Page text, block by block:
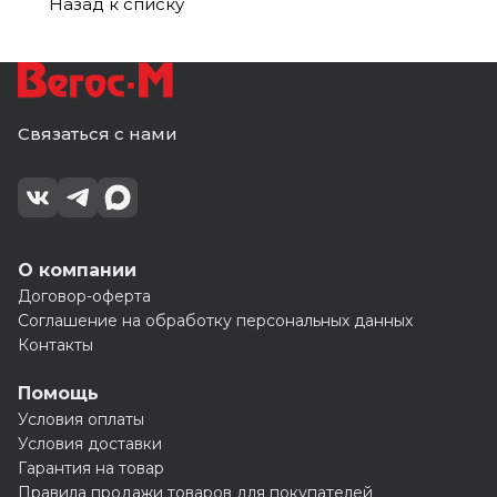
клином
Связаться с нами
О компании
Договор-оферта
Соглашение на обработку персональных данных
Контакты
Помощь
Условия оплаты
Условия доставки
Гарантия на товар
Правила продажи товаров для покупателей